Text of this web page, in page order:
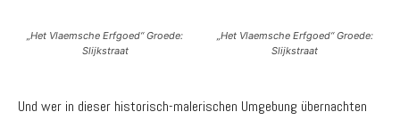
„Het Vlaemsche Erfgoed“ Groede:
Slijkstraat
„Het Vlaemsche Erfgoed“ Groede:
Slijkstraat
Und wer in dieser historisch-malerischen Umgebung übernachten